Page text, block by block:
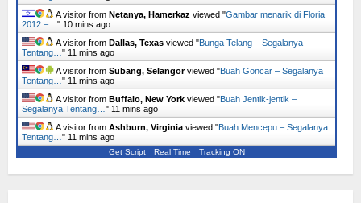
A visitor from Netanya, Hamerkaz viewed "Gambar menarik di Floria
2012 –… " 10 mins ago
A visitor from Dallas, Texas viewed "Bunga Telang – Segalanya
Tentang… " 11 mins ago
A visitor from Subang, Selangorviewed "Buah Goncar – Segalanya
Tentang… " 11 mins ago
A visitor from Buffalo, New York viewed "Buah Jentik-jentik –
Segalanya Tentang… " 11 mins ago
A visitor from Ashburn, Virginia viewed "Buah Mencepu – Segalanya
Tentang… " 11 mins ago
Get Script Real Time Tracking ON